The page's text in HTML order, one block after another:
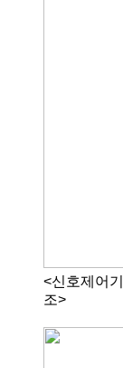
<신호제어
조>